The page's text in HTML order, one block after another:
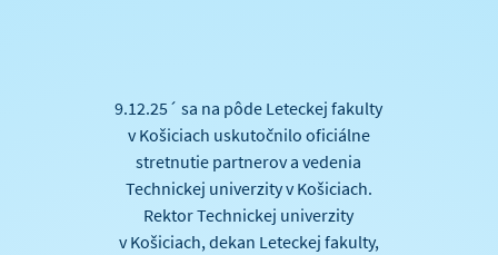
9.12.25´ sa na pôde Leteckej fakulty
v Košiciach uskutočnilo oficiálne
stretnutie partnerov a vedenia
Technickej univerzity v Košiciach.
Rektor Technickej univerzity
v Košiciach, dekan Leteckej fakulty,